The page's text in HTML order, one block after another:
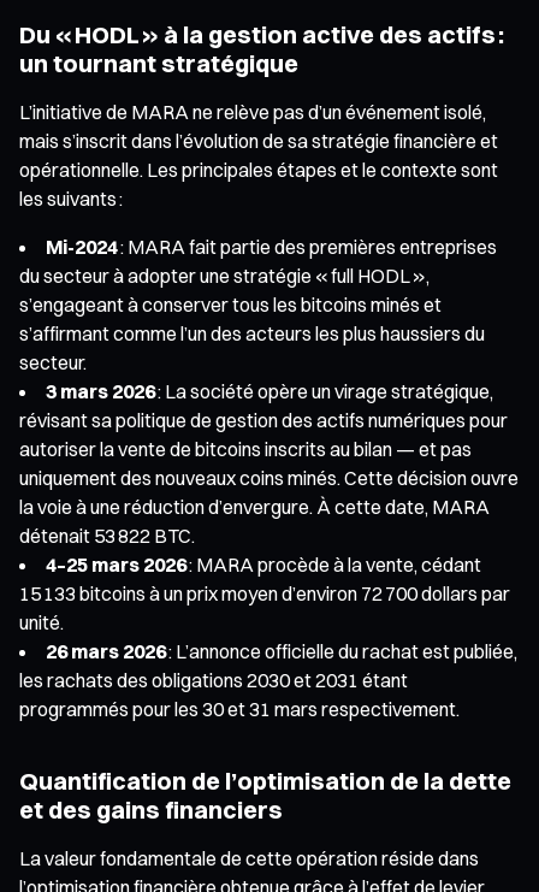
Du « HODL » à la gestion active des actifs :
un tournant stratégique
L’initiative de MARA ne relève pas d’un événement isolé,
mais s’inscrit dans l’évolution de sa stratégie financière et
opérationnelle. Les principales étapes et le contexte sont
les suivants :
Mi-2024: MARA fait partie des premières entreprises
du secteur à adopter une stratégie « full HODL »,
s’engageant à conserver tous les bitcoins minés et
s’affirmant comme l’un des acteurs les plus haussiers du
secteur.
3 mars 2026: La société opère un virage stratégique,
révisant sa politique de gestion des actifs numériques pour
autoriser la vente de bitcoins inscrits au bilan — et pas
uniquement des nouveaux coins minés. Cette décision ouvre
la voie à une réduction d’envergure. À cette date, MARA
détenait 53 822 BTC.
4–25 mars 2026: MARA procède à la vente, cédant
15 133 bitcoins à un prix moyen d’environ 72 700 dollars par
unité.
26 mars 2026: L’annonce officielle du rachat est publiée,
les rachats des obligations 2030 et 2031 étant
programmés pour les 30 et 31 mars respectivement.
Quantification de l’optimisation de la dette
et des gains financiers
La valeur fondamentale de cette opération réside dans
l’optimisation financière obtenue grâce à l’effet de levier.